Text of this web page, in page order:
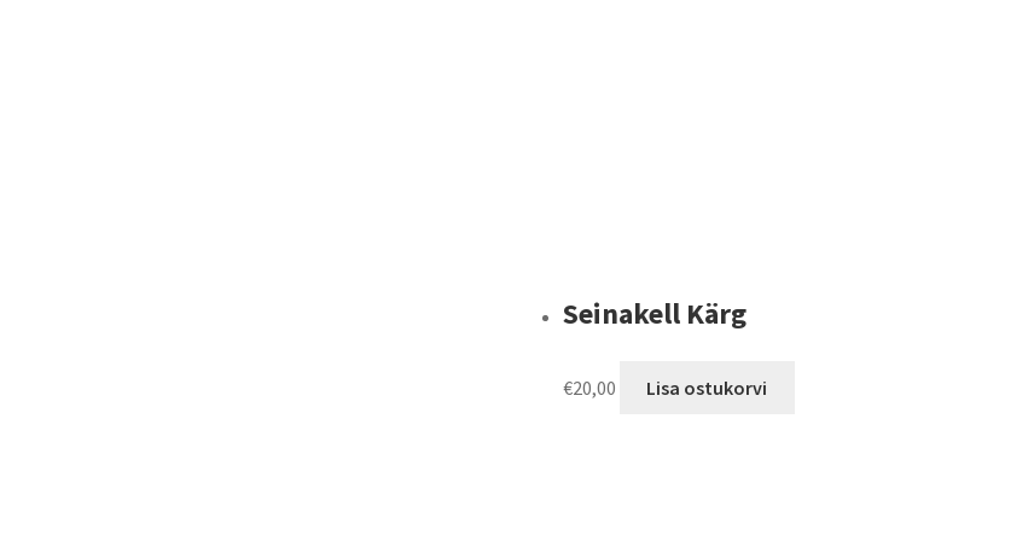
Seinakell Kärg
€20,00 Lisa ostukorvi